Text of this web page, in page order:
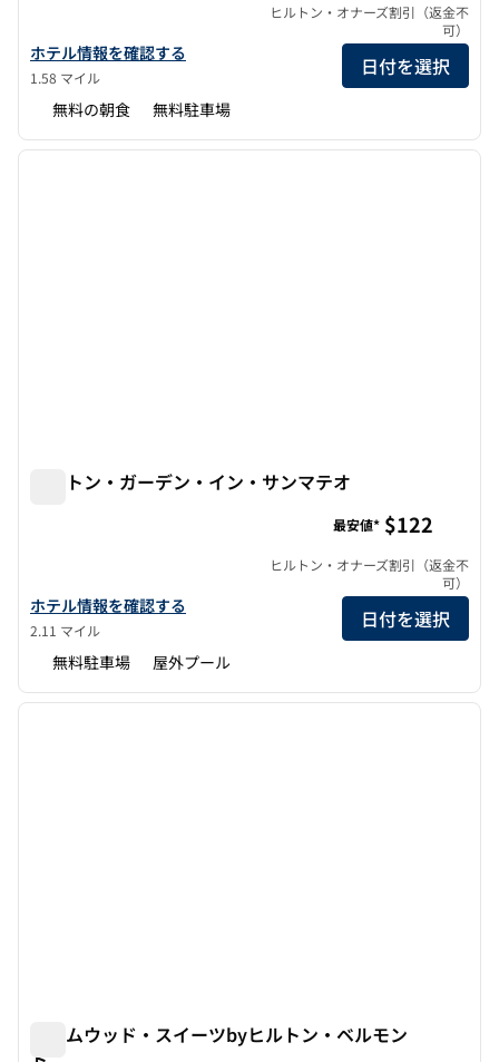
ハンプトン・イン＆スイーツ・サンマテオ・サンフランシスコ・
ホテル情報を確認する
1.58 マイル
ヒルトン・オナーズ割引（返金不
可）
日付を選択
無料の朝食 無料駐車場
1/12
1/12
次の
ヒルトン・ガーデン・イン・サンマテオ
ヒルトン・ガーデン・イン・サンマテオの詳細を見る
ホテル情報を確認する
2.11 マイル
最安値* $122
ヒルトン・オナーズ割引（返金不
可）
日付を選択
無料駐車場 屋外プール
1/12
1/12
次の
ホームウッド・スイーツbyヒルトン・ベルモン